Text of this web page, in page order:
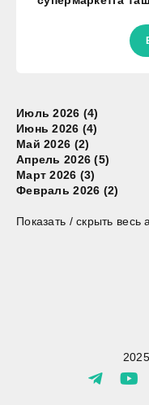
Июль 2026 (4)
Июнь 2026 (4)
Май 2026 (2)
Апрель 2026 (5)
Март 2026 (3)
Февраль 2026 (2)
Показать / скрыть весь